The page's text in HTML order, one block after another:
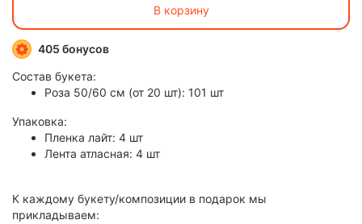
В корзину
405 бонусов
Состав букета:
Роза 50/60 см (от 20 шт): 101 шт
Упаковка:
Пленка лайт: 4 шт
Лента атласная: 4 шт
К каждому букету/композиции в подарок мы
прикладываем: